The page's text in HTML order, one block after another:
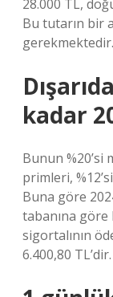
28.000 TL,
Bu tutarın bir
kadar
Bunun %20’si
primleri,
Buna göre
tabanına göre
sigortalının
6.400,80 TL’dir.